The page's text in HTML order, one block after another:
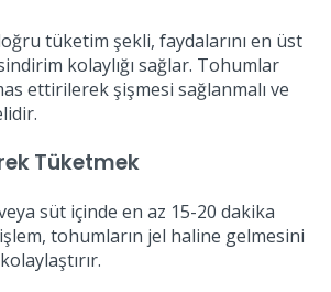
tüketim şekli, faydalarını en üst
kolaylığı sağlar. Tohumlar
ettirilerek şişmesi sağlanmalı ve
Tüketmek
süt içinde en az 15-20 dakika
tohumların jel haline gelmesini